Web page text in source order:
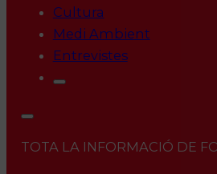
Cultura
Medi Ambient
Entrevistes
TOTA LA INFORMACIÓ DE